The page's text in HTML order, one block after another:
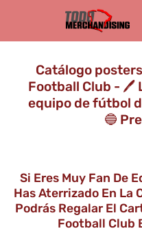
Catálogo
Football Club - 🖊️
equipo de fútbol
🔵
Si Eres Muy Fan De
Has Aterrizado En La
Podrás Regalar El
Football Club